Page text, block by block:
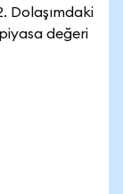
Dolaşımdaki
değeri